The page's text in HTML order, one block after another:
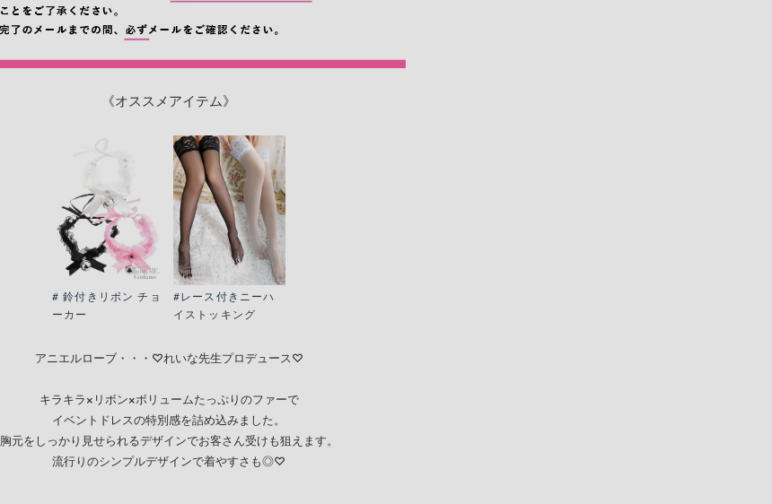
《オススメアイテム》
# 鈴付きリボン チョ
ーカー
#レース付きニーハ
イストッキング
アニエルローブ・・・♡れいな先生プロデュース♡
キラキラ×リボン×ボリュームたっぷりのファーで
イベントドレスの特別感を詰め込みました。
胸元をしっかり見せられるデザインでお客さん受けも狙えます。
流行りのシンプルデザインで着やすさも◎♡